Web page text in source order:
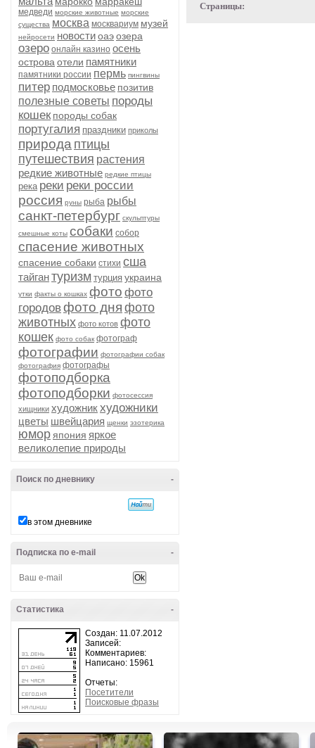
медведи морские животные морские
существа москва москвариум музей
нейросети новостиоаэозера
озеро онлайн казино осень
острова отели памятники
памятники россии пермь пингвины
питер подмосковье позитив
полезные советы породы
кошек породы собак
португалия праздники приколы
природа птицы
путешествия растения
редкие животные редкие птицы
река реки реки россии
россия руны рыба рыбы
санкт-петербург скульптуры
смешные коты собаки собор
спасение животных
спасение собаки стихи сша
тайгантуризм турция украина
утки факты о кошках фото фото
городовфото дня фото
животных фото котов фото
кошек фото собак фотограф
фотографии фотографии собак
фотография фотографы
фотоподборка
фотоподборки фотосессия
хищники художникхудожники
цветы швейцария щенки эзотерика
юмор япония яркое
великолепие природы
-
Поиск по дневнику
в этом дневнике
-
Подписка по e-mail
-
Статистика
Создан: 11.07.2012
Записей:
Комментариев:
Написано: 15961
Отчеты:
Посетители
Поисковые фразы
Страницы: